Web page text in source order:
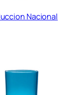
Nacional